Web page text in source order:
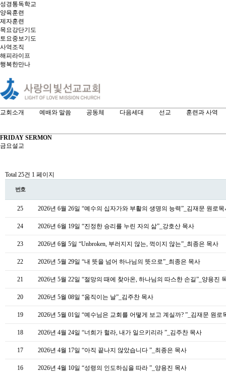
성경통독학교
양육훈련
제자훈련
목요강단기도
토요중보기도
사역조직
해피라이프
행복한만나
교회소개 예배와 말씀 공동체 다음세대 선교 훈련과 사역
FRIDAY SERMON
금요설교
Total 25건 1 페이지
번호
25 2026년 6월 26일 “예수의 십자가와 부활의 생명의 능력”_김재문 원로목
24 2026년 6월 19일 “진정한 승리를 누린 자의 삶”_강호산 목사
23 2026년 6월 5일 “Unbroken, 부러지지 않는, 꺽이지 않는”_최종은 목사
22 2026년 5월 29일 “내 뜻을 넘어 하나님의 뜻으로”_최종은 목사
21 2026년 5월 22일 “절망의 때에 찾아온, 하나님의 따스한 손길”_양용진
20 2026년 5월 08일 “움직이는 날”_김주찬 목사
19 2026년 5월 01일 “예수님은 교회를 어떻게 보고 계실까? ”_김재문 원로
18 2026년 4월 24일 “너희가 헐라, 내가 일으키리라 ”_김주찬 목사
17 2026년 4월 17일 “아직 끝나지 않았습니다 ”_최종은 목사
16 2026년 4월 10일 “성령의 인도하심을 따라 ”_양용진 목사